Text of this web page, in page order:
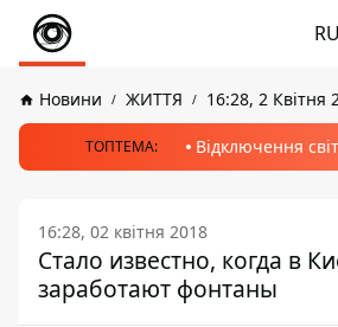
RU
Новини ЖИТТЯ 16:28, 2 Квітня
ТОПТЕМА: Відключення
16:28, 02 квітня 2018
Стало известно, когда в
заработают фонтаны